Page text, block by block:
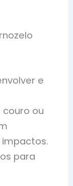
e
couro ou
para